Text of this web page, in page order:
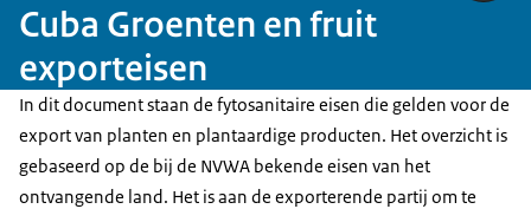
Cuba Groenten en fruit
exporteisen
In dit document staan de fytosanitaire eisen die gelden voor de
export van planten en plantaardige producten. Het overzicht is
gebaseerd op de bij de NVWA bekende eisen van het
ontvangende land. Het is aan de exporterende partij om te